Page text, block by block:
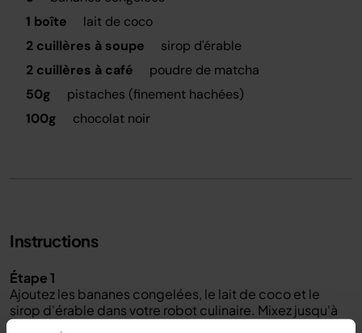
1 boîte
lait de coco
2 cuillères à soupe
sirop d'érable
2 cuillères à café
poudre de matcha
50g
pistaches (finement hachées)
100g
chocolat noir
Instructions
Étape 1
Ajoutez les bananes congelées, le lait de coco et le
sirop d'érable dans votre robot culinaire. Mixez jusqu'à